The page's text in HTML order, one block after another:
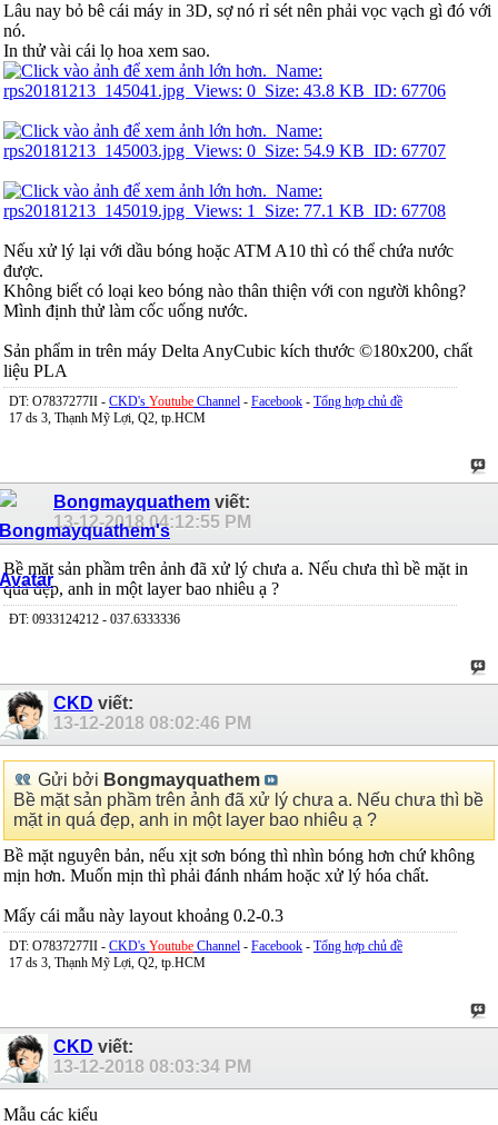
Lâu nay bỏ bê cái máy in 3D, sợ nó rỉ sét nên phải vọc vạch gì đó với
nó.
In thử vài cái lọ hoa xem sao.
Nếu xử lý lại với dầu bóng hoặc ATM A10 thì có thể chứa nước
được.
Không biết có loại keo bóng nào thân thiện với con người không?
Mình định thử làm cốc uống nước.
Sản phẩm in trên máy Delta AnyCubic kích thước ©180x200, chất
liệu PLA
DT: O7837277II - CKD's Youtube Channel - Facebook - Tổng hợp chủ đề
17 ds 3, Thạnh Mỹ Lợi, Q2, tp.HCM
Bongmayquathem viết:
13-12-2018 04:12:55 PM
Bề mặt sản phầm trên ảnh đã xử lý chưa a. Nếu chưa thì bề mặt in
quá đẹp, anh in một layer bao nhiêu ạ ?
ĐT: 0933124212 - 037.6333336
CKD viết:
13-12-2018 08:02:46 PM
Gửi bởi Bongmayquathem
Bề mặt sản phầm trên ảnh đã xử lý chưa a. Nếu chưa thì bề
mặt in quá đẹp, anh in một layer bao nhiêu ạ ?
Bề mặt nguyên bản, nếu xịt sơn bóng thì nhìn bóng hơn chứ không
mịn hơn. Muốn mịn thì phải đánh nhám hoặc xử lý hóa chất.
Mấy cái mẫu này layout khoảng 0.2-0.3
DT: O7837277II - CKD's Youtube Channel - Facebook - Tổng hợp chủ đề
17 ds 3, Thạnh Mỹ Lợi, Q2, tp.HCM
CKD viết:
13-12-2018 08:03:34 PM
Mẫu các kiểu